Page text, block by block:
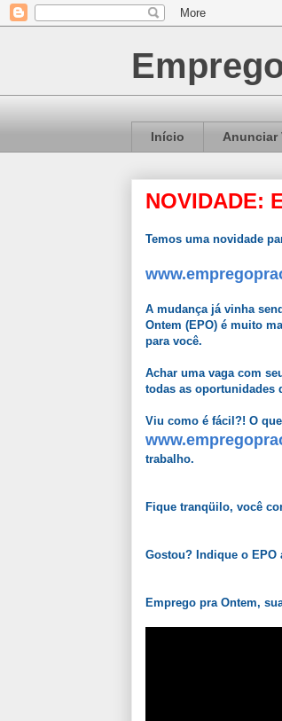
Início Anunciar
NOVIDADE:
Temos uma novidade
A mudança já vinha
Ontem (EPO) é muito
para você.
Achar uma vaga com
todas as oportunidades
Viu como é fácil?! O
trabalho.
Fique tranqüilo, você
Gostou? Indique o EPO
Emprego pra Ontem,